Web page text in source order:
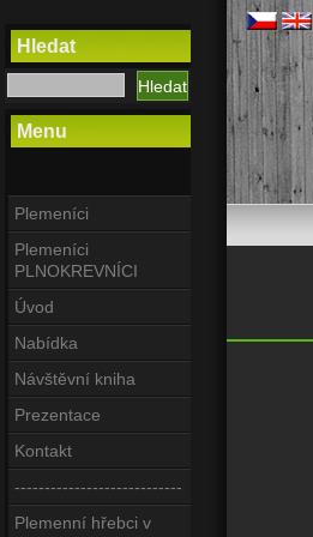
Hledat
Menu
Plemeníci
Plemeníci
PLNOKREVNÍCI
Úvod
Nabídka
Návštěvní kniha
Prezentace
Kontakt
----------------------------
Plemenní hřebci v